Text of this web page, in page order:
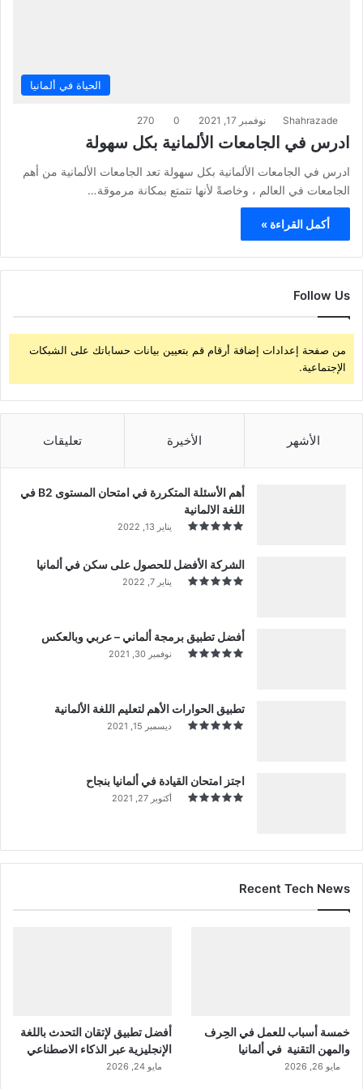
الحياة في ألمانيا
Shahrazade نوفمبر 17, 2021 0
270
ادرس في الجامعات الألمانية بكل سهولة
ادرس في الجامعات الألمانية بكل سهولة تعد الجامعات الألمانية من أهم
الجامعات في العالم ، وخاصةً لأنها تتمتع بمكانة مرموقة…
أكمل القراءة »
Follow Us
من صفحة إعدادات إضافة أرقام قم بتعيين بيانات حساباتك على الشبكات
الإجتماعية.
الأشهر الأخيرة تعليقات
أهم الأسئلة المتكررة في امتحان المستوى B2 في
اللغة الالمانية
يناير 13, 2022
الشركة الأفضل للحصول على سكن في ألمانيا
يناير 7, 2022
أفضل تطبيق برمجة ألماني – عربي وبالعكس
نوفمبر 30, 2021
تطبيق الحوارات الأهم لتعليم اللغة الألمانية
ديسمبر 15, 2021
اجتز امتحان القيادة في ألمانيا بنجاح
أكتوبر 27, 2021
Recent Tech News
خمسة أسباب للعمل في الحِرف
والمهن التقنية في ألمانيا
مايو 26, 2026
أفضل تطبيق لإتقان التحدث باللغة
الإنجليزية عبر الذكاء الاصطناعي
مايو 24, 2026